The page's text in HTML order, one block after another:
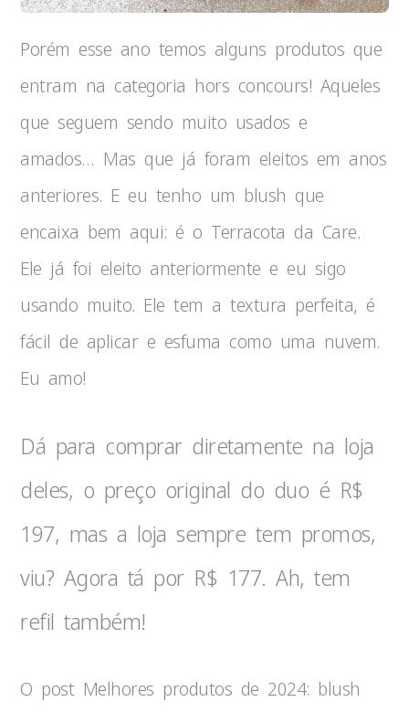
Porém esse ano temos alguns produtos que
entram na categoria hors concours! Aqueles
que seguem sendo muito usados e
amados… Mas que já foram eleitos em anos
anteriores. E eu tenho um blush que
encaixa bem aqui: é o Terracota da Care.
Ele já foi eleito anteriormente e eu sigo
usando muito. Ele tem a textura perfeita, é
fácil de aplicar e esfuma como uma nuvem.
Eu amo!
Dá para comprar diretamente na loja
deles, o preço original do duo é R$
197, mas a loja sempre tem promos,
viu? Agora tá por R$ 177. Ah, tem
refil também!
O post Melhores produtos de 2024: blush